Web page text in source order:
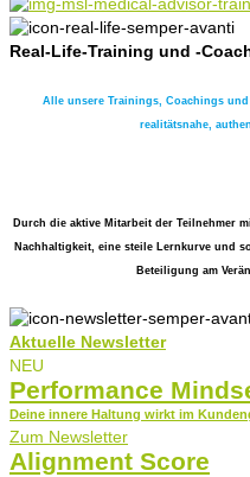
Real-Life-Training und -
Alle unsere Trainings, Coachings
realitätsnahe,
Durch die aktive Mitarbeit der Teilnehmer
Nachhaltigkeit, eine steile Lernkurve und
Beteiligung am
Aktuelle Newsletter
NEU
Performance
Deine innere Haltung wirkt im
Zum Newsletter
Alignment Score